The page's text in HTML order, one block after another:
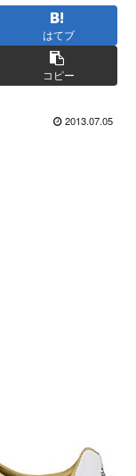
はてブ
コピー
2013.07.05